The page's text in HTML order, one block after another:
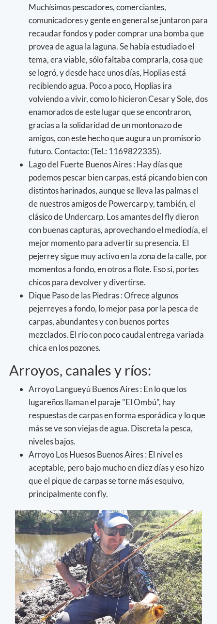
Muchísimos pescadores, comerciantes,
comunicadores y gente en general se juntaron para
recaudar fondos y poder comprar una bomba que
provea de agua la laguna. Se había estudiado el
tema, era viable, sólo faltaba comprarla, cosa que
se logró, y desde hace unos días, Hoplias está
recibiendo agua. Poco a poco, Hoplias ira
volviendo a vivir, como lo hicieron Cesar y Sole, dos
enamorados de este lugar que se encontraron,
gracias a la solidaridad de un montonazo de
amigos, con este hecho que augura un promisorio
futuro. Contacto: (Tel.: 1169822335).
Lago del Fuerte Buenos Aires : Hay días que
podemos pescar bien carpas, está picando bien con
distintos harinados, aunque se lleva las palmas el
de nuestros amigos de Powercarp y, también, el
clásico de Undercarp. Los amantes del fly dieron
con buenas capturas, aprovechando el mediodía, el
mejor momento para advertir su presencia. El
pejerrey sigue muy activo en la zona de la calle, por
momentos a fondo, en otros a flote. Eso si, portes
chicos para devolver y divertirse.
Dique Paso de las Piedras : Ofrece algunos
pejerreyes a fondo, lo mejor pasa por la pesca de
carpas, abundantes y con buenos portes
mezclados. El río con poco caudal entrega variada
chica en los pozones.
Arroyos, canales y ríos:
Arroyo Langueyú Buenos Aires : En lo que los
lugareños llaman el paraje "El Ombú", hay
respuestas de carpas en forma esporádica y lo que
más se ve son viejas de agua. Discreta la pesca,
niveles bajos.
Arroyo Los Huesos Buenos Aires : El nivel es
aceptable, pero bajo mucho en diez días y eso hizo
que el pique de carpas se torne más esquivo,
principalmente con fly.